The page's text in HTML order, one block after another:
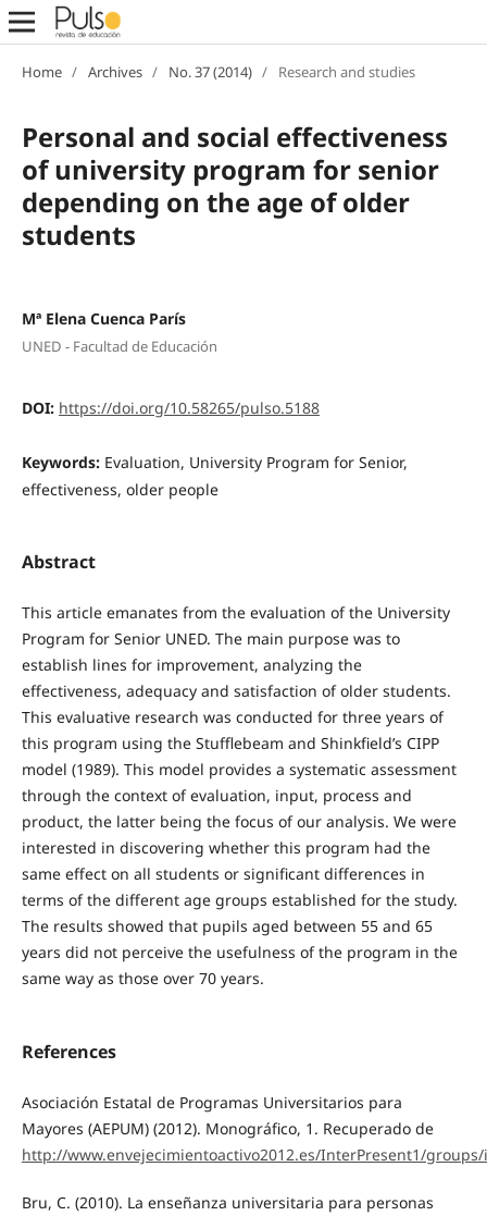
Home / Archives / No. 37 (2014) / Research and studies
Personal and social effectiveness
of university program for senior
depending on the age of older
students
Mª Elena Cuenca París
UNED - Facultad de Educación
DOI: https://doi.org/10.58265/pulso.5188
Keywords: Evaluation, University Program for Senior,
effectiveness, older people
Abstract
This article emanates from the evaluation of the University
Program for Senior UNED. The main purpose was to
establish lines for improvement, analyzing the
effectiveness, adequacy and satisfaction of older students.
This evaluative research was conducted for three years of
this program using the Stufflebeam and Shinkfield’s CIPP
model (1989). This model provides a systematic assessment
through the context of evaluation, input, process and
product, the latter being the focus of our analysis. We were
interested in discovering whether this program had the
same effect on all students or significant differences in
terms of the different age groups established for the study.
The results showed that pupils aged between 55 and 65
years did not perceive the usefulness of the program in the
same way as those over 70 years.
References
Asociación Estatal de Programas Universitarios para
Mayores (AEPUM) (2012). Monográfico, 1. Recuperado de
http://www.envejecimientoactivo2012.es/InterPresent1/
Bru, C. (2010). La enseñanza universitaria para personas